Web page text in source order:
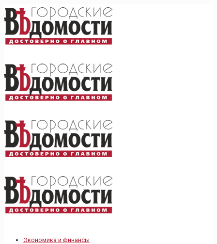
Экономика и финансы